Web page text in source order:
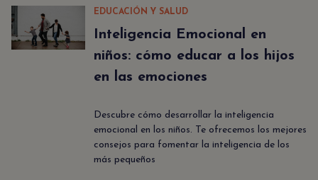
EDUCACIÓN Y SALUD
Inteligencia Emocional en
niños: cómo educar a los hijos
en las emociones
Descubre cómo desarrollar la inteligencia
emocional en los niños. Te ofrecemos los mejores
consejos para fomentar la inteligencia de los
más pequeños